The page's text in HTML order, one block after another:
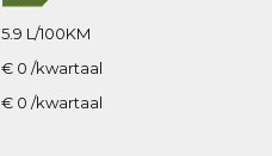
5.9 L/100KM
€ 0 /kwartaal
€ 0 /kwartaal